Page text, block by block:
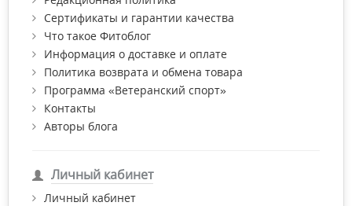
Сертификаты и гарантии качества
Что такое Фитоблог
Информация о доставке и оплате
Политика возврата и обмена товара
Программа «Ветеранский спорт»
Контакты
Авторы блога
Личный кабинет
Личный кабинет